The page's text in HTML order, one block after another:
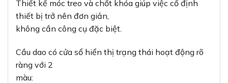
Thiết kế móc treo và chốt khóa giúp việc cố định
thiết bị trở nên đơn giản,
không cần công cụ đặc biệt.
Cầu dao có cửa sổ hiển thị trạng thái hoạt động rõ
ràng với 2
màu: